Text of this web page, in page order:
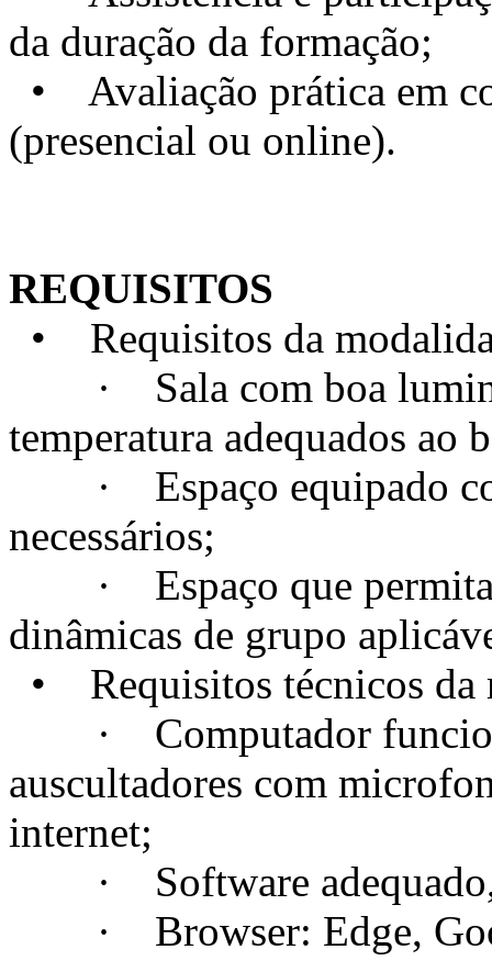
da duração da formação;
• Avaliação prática em
(presencial ou online).
REQUISITOS
• Requisitos da
· Sala com boa
temperatura adequados ao
· Espaço equipado
necessários;
· Espaço que permita
dinâmicas de grupo
• Requisitos técnicos da
· Computador
auscultadores com
internet;
· Software adequado,
· Browser: Edge,